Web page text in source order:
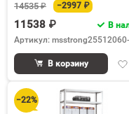
14535 ₽
−2997 ₽
11538 ₽
В
Артикул:
В корзину
−22%